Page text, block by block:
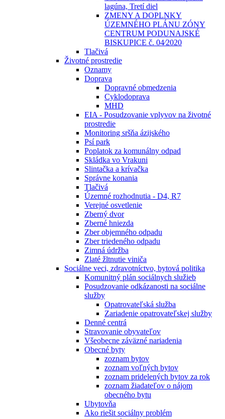
lagúna, Tretí diel
ZMENY A DOPLNKY
ÚZEMNÉHO PLÁNU ZÓNY
CENTRUM PODUNAJSKÉ
BISKUPICE č. 04⁄2020
Tlačivá
Životné prostredie
Oznamy
Doprava
Dopravné obmedzenia
Cyklodoprava
MHD
EIA - Posudzovanie vplyvov na životné
prostredie
Monitoring sršňa ázijského
Psí park
Poplatok za komunálny odpad
Skládka vo Vrakuni
Slintačka a krívačka
Správne konania
Tlačivá
Územné rozhodnutia - D4, R7
Verejné osvetlenie
Zberný dvor
Zberné hniezda
Zber objemného odpadu
Zber triedeného odpadu
Zimná údržba
Zlaté žltnutie viniča
Sociálne veci, zdravotníctvo, bytová politika
Komunitný plán sociálnych služieb
Posudzovanie odkázanosti na sociálne
služby
Opatrovateľská služba
Zariadenie opatrovateľskej služby
Denné centrá
Stravovanie obyvateľov
Všeobecne záväzné nariadenia
Obecné byty
zoznam bytov
zoznam voľných bytov
zoznam pridelených bytov za rok
zoznam žiadateľov o nájom
obecného bytu
Ubytovňa
Ako riešit sociálny problém